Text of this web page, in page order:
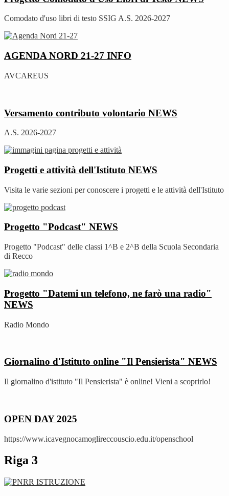
Comodato d'uso libri di testo SSIG A.S. 2026-2027
AGENDA NORD 21-27 INFO
AVCAREUS
Versamento contributo volontario NEWS
A.S. 2026-2027
Progetti e attività dell'Istituto NEWS
Visita le varie sezioni per conoscere i progetti e le attività dell'Istituto
Progetto "Podcast" NEWS
Progetto "Podcast" delle classi 1^B e 2^B della Scuola Secondaria
di Recco
Progetto "Datemi un telefono, ne farò una radio"
NEWS
Radio Mondo
Giornalino d'Istituto online "Il Pensierista" NEWS
Il giornalino d'istituto "Il Pensierista" è online! Vieni a scoprirlo!
OPEN DAY 2025
https://www.icavegnocamoglireccouscio.edu.it/openschool
Riga 3